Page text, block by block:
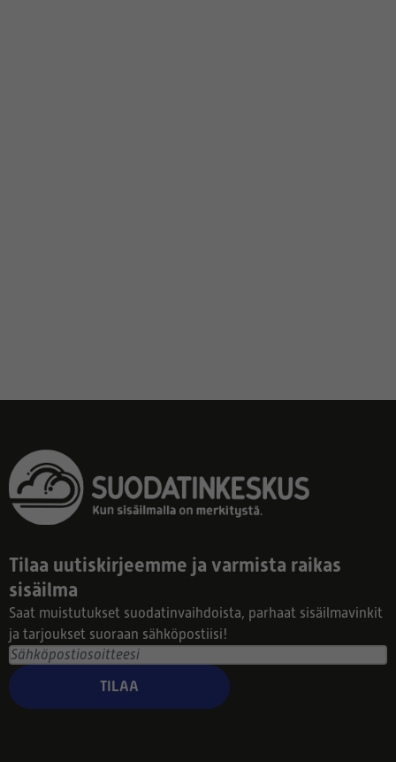
Tilaa uutiskirjeemme ja varmista raikas
sisäilma
Saat muistutukset suodatinvaihdoista, parhaat sisäilmavinkit
ja tarjoukset suoraan sähköpostiisi!
TILAA